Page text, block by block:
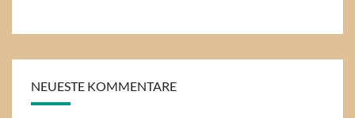
NEUESTE KOMMENTARE